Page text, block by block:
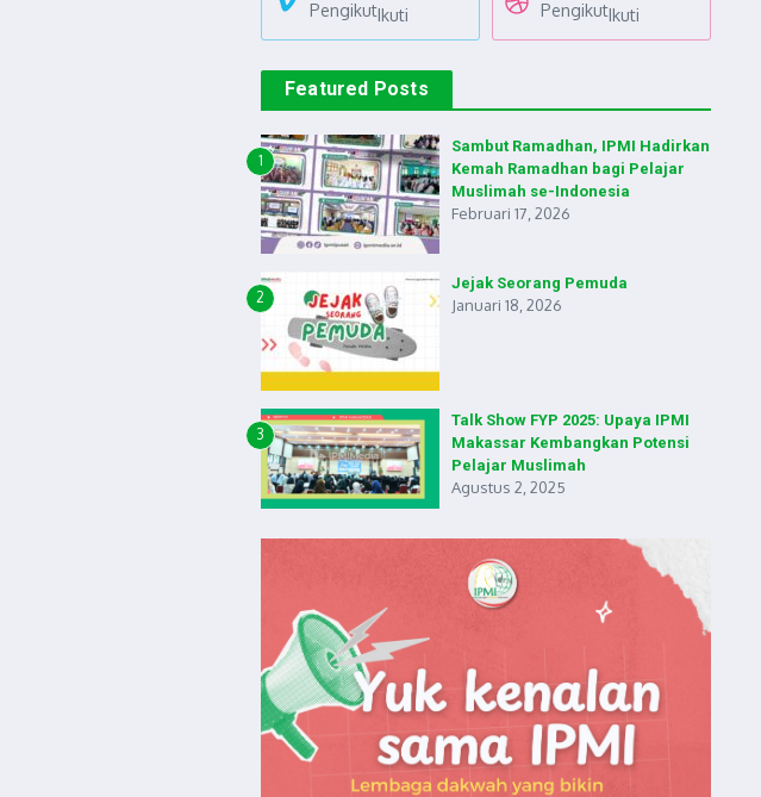
PengikutIkuti PengikutIkuti
Featured Posts
1
Sambut Ramadhan, IPMI Hadirkan
Kemah Ramadhan bagi Pelajar
Muslimah se-Indonesia
Februari 17, 2026
2
Jejak Seorang Pemuda
Januari 18, 2026
3
Talk Show FYP 2025: Upaya IPMI
Makassar Kembangkan Potensi
Pelajar Muslimah
Agustus 2, 2025